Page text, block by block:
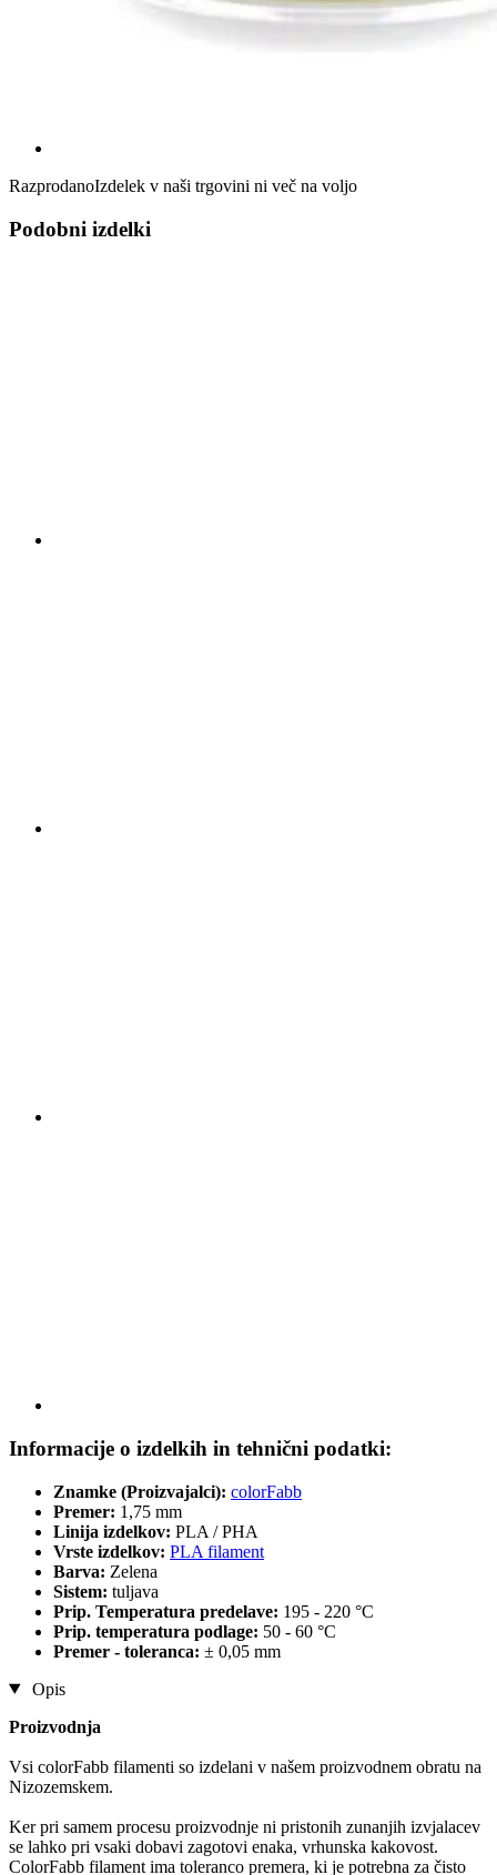
RazprodanoIzdelek v naši trgovini ni več na voljo
Podobni izdelki
Informacije o izdelkih in tehnični podatki:
Znamke (Proizvajalci): colorFabb
Premer: 1,75 mm
Linija izdelkov: PLA / PHA
Vrste izdelkov: PLA filament
Barva: Zelena
Sistem: tuljava
Prip. Temperatura predelave: 195 - 220 °C
Prip. temperatura podlage: 50 - 60 °C
Premer - toleranca: ± 0,05 mm
Opis
Proizvodnja
Vsi colorFabb filamenti so izdelani v našem proizvodnem obratu na
Nizozemskem.
Ker pri samem procesu proizvodnje ni pristonih zunanjih izvjalacev
se lahko pri vsaki dobavi zagotovi enaka, vrhunska kakovost.
ColorFabb filament ima toleranco premera, ki je potrebna za čisto